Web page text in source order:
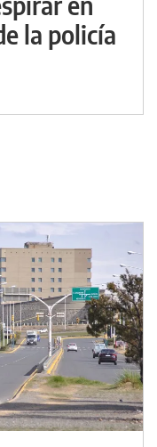
la policía